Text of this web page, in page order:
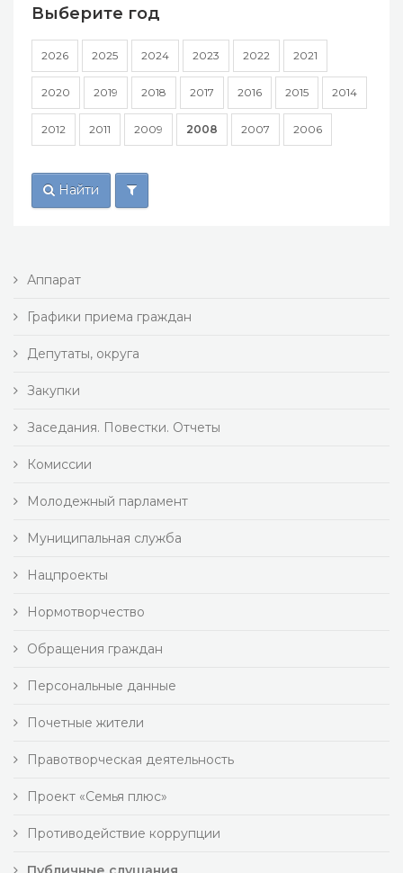
Выберите год
2026 2025 2024 2023 2022 2021
2020 2019 2018 2017 2016 2015 2014
2012 2011 2009 2008 2007 2006
Найти
Аппарат
Графики приема граждан
Депутаты, округа
Закупки
Заседания. Повестки. Отчеты
Комиссии
Молодежный парламент
Муниципальная служба
Нацпроекты
Нормотворчество
Обращения граждан
Персональные данные
Почетные жители
Правотворческая деятельность
Проект «Семья плюс»
Противодействие коррупции